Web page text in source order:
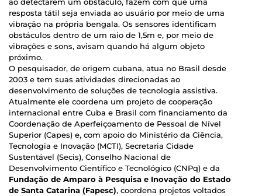
ao detectarem um obstáculo, fazem com que uma
resposta tátil seja enviada ao usuário por meio de uma
vibração na própria bengala. Os sensores identificam
obstáculos dentro de um raio de 1,5m e, por meio de
vibrações e sons, avisam quando há algum objeto
próximo.
O pesquisador, de origem cubana, atua no Brasil desde
2003 e tem suas atividades direcionadas ao
desenvolvimento de soluções de tecnologia assistiva.
Atualmente ele coordena um projeto de cooperação
internacional entre Cuba e Brasil com financiamento da
Coordenação de Aperfeiçoamento de Pessoal de Nível
Superior (Capes) e, com apoio do Ministério da Ciência,
Tecnologia e Inovação (MCTI), Secretaria Cidade
Sustentável (Secis), Conselho Nacional de
Desenvolvimento Científico e Tecnológico (CNPq) e da
Fundação de Amparo à Pesquisa e Inovação do Estado
de Santa Catarina (Fapesc), coordena projetos voltados